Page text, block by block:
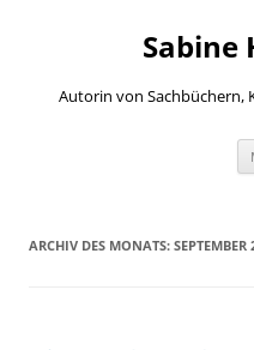
Sabine
Autorin von Sachbüchern,
ARCHIV DES MONATS: SEPTEMBER